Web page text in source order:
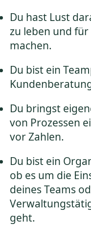
Du hast Lust
zu leben und
machen.
Du bist ein
Du bringst
von Prozessen
vor Zahlen.
Du bist ein
ob es um die
deines Teams
geht.